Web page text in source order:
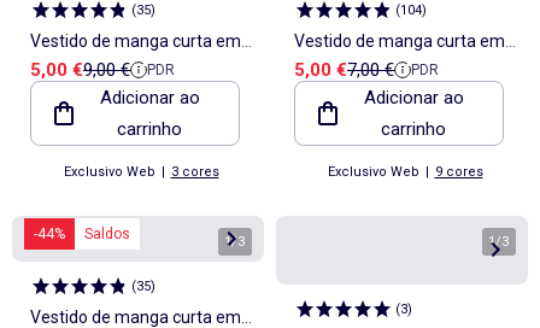
(35)
Vestido de manga curta em
malha canelada
Preço de venda
5,00 €Preço de referência
9,00 € PDR
Adicionar ao
carrinho
Exclusivo Web | 3 cores
(104)
Vestido de manga curta em
jersey de algodão
Preço de venda
5,00 €Preço de referência
7,00 € PDR
Adicionar ao
carrinho
Exclusivo Web | 9 cores
-44% Saldos 1/3
(35)
Vestido de manga curta em
1/3
(3)